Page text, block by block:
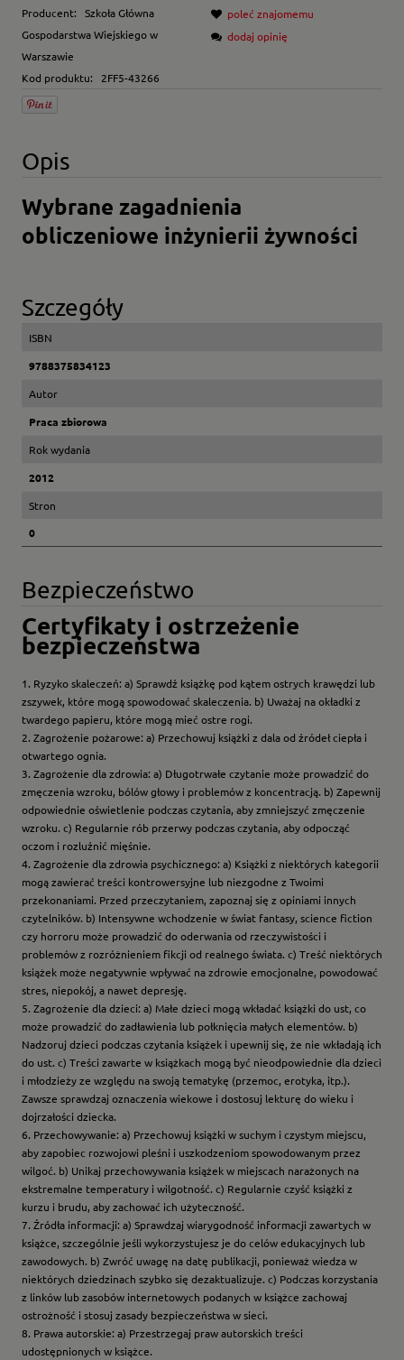
Producent:
Szkoła Główna
Gospodarstwa Wiejskiego w
Warszawie
Kod produktu:
2FF5-43266
poleć znajomemu
dodaj opinię
Opis
Wybrane zagadnienia
obliczeniowe inżynierii żywności
Szczegóły
ISBN
9788375834123
Autor
Praca zbiorowa
Rok wydania
2012
Stron
0
Bezpieczeństwo
Certyfikaty i ostrzeżenie
bezpieczeństwa
1. Ryzyko skaleczeń: a) Sprawdź książkę pod kątem ostrych krawędzi lub
zszywek, które mogą spowodować skaleczenia. b) Uważaj na okładki z
twardego papieru, które mogą mieć ostre rogi.
2. Zagrożenie pożarowe: a) Przechowuj książki z dala od źródeł ciepła i
otwartego ognia.
3. Zagrożenie dla zdrowia: a) Długotrwałe czytanie może prowadzić do
zmęczenia wzroku, bólów głowy i problemów z koncentracją. b) Zapewnij
odpowiednie oświetlenie podczas czytania, aby zmniejszyć zmęczenie
wzroku. c) Regularnie rób przerwy podczas czytania, aby odpocząć
oczom i rozluźnić mięśnie.
4. Zagrożenie dla zdrowia psychicznego: a) Książki z niektórych kategorii
mogą zawierać treści kontrowersyjne lub niezgodne z Twoimi
przekonaniami. Przed przeczytaniem, zapoznaj się z opiniami innych
czytelników. b) Intensywne wchodzenie w świat fantasy, science fiction
czy horroru może prowadzić do oderwania od rzeczywistości i
problemów z rozróżnieniem fikcji od realnego świata. c) Treść niektórych
książek może negatywnie wpływać na zdrowie emocjonalne, powodować
stres, niepokój, a nawet depresję.
5. Zagrożenie dla dzieci: a) Małe dzieci mogą wkładać książki do ust, co
może prowadzić do zadławienia lub połknięcia małych elementów. b)
Nadzoruj dzieci podczas czytania książek i upewnij się, że nie wkładają ich
do ust. c) Treści zawarte w książkach mogą być nieodpowiednie dla dzieci
i młodzieży ze względu na swoją tematykę (przemoc, erotyka, itp.).
Zawsze sprawdzaj oznaczenia wiekowe i dostosuj lekturę do wieku i
dojrzałości dziecka.
6. Przechowywanie: a) Przechowuj książki w suchym i czystym miejscu,
aby zapobiec rozwojowi pleśni i uszkodzeniom spowodowanym przez
wilgoć. b) Unikaj przechowywania książek w miejscach narażonych na
ekstremalne temperatury i wilgotność. c) Regularnie czyść książki z
kurzu i brudu, aby zachować ich użyteczność.
7. Źródła informacji: a) Sprawdzaj wiarygodność informacji zawartych w
książce, szczególnie jeśli wykorzystujesz je do celów edukacyjnych lub
zawodowych. b) Zwróć uwagę na datę publikacji, ponieważ wiedza w
niektórych dziedzinach szybko się dezaktualizuje. c) Podczas korzystania
z linków lub zasobów internetowych podanych w książce zachowaj
ostrożność i stosuj zasady bezpieczeństwa w sieci.
8. Prawa autorskie: a) Przestrzegaj praw autorskich treści
udostępnionych w książce.